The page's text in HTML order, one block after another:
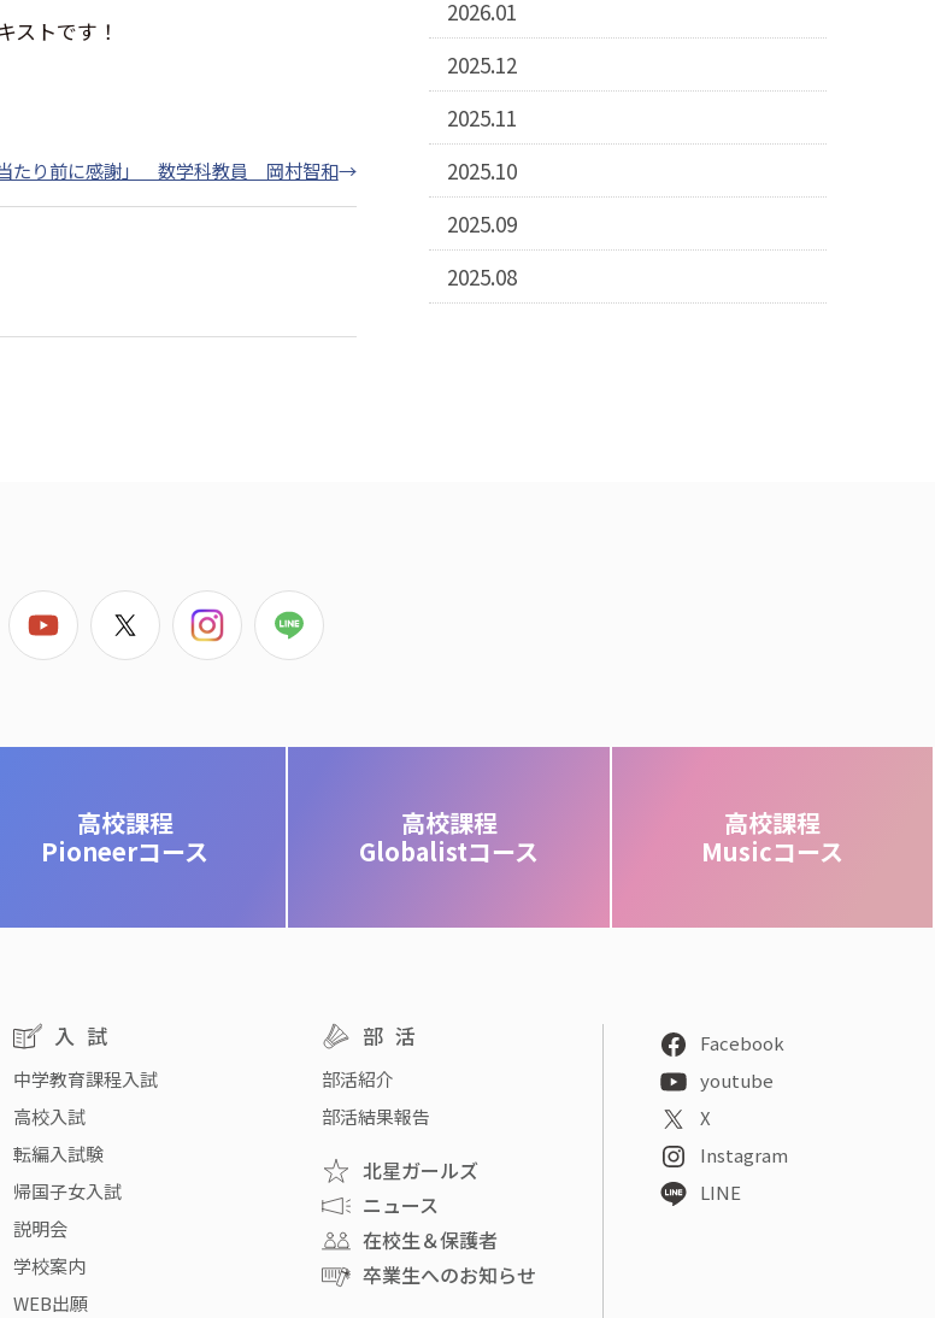
です！
当たり前に感謝」 数学科教員 岡村智和→
2026.01
2025.12
2025.11
2025.10
2025.09
2025.08
高校課程
Pioneerコース
高校課程
Globalistコース
高校課程
Musicコース
入試
中学教育課程入試
高校入試
転編入試験
帰国子女入試
説明会
学校案内
WEB出願
部活
部活紹介
部活結果報告
北星ガールズ
ニュース
在校生＆保護者
卒業生へのお知らせ
Facebook
youtube
X
Instagram
LINE